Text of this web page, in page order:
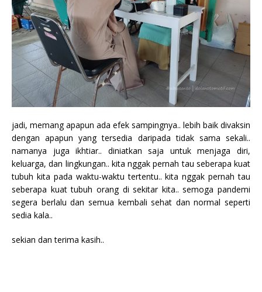
jadi, memang apapun ada efek sampingnya.. lebih baik divaksin
dengan apapun yang tersedia daripada tidak sama sekali..
namanya juga ikhtiar.. diniatkan saja untuk menjaga diri,
keluarga, dan lingkungan.. kita nggak pernah tau seberapa kuat
tubuh kita pada waktu-waktu tertentu.. kita nggak pernah tau
seberapa kuat tubuh orang di sekitar kita.. semoga pandemi
segera berlalu dan semua kembali sehat dan normal seperti
sedia kala..
sekian dan terima kasih..